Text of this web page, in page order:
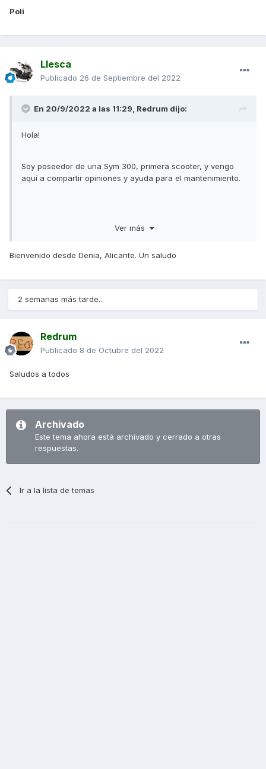
Poli
Llesca
Publicado 26 de Septiembre del 2022
En 20/9/2022 a las 11:29, Redrum dijo:
Hola!
Soy poseedor de una Sym 300, primera scooter, y vengo
aquí a compartir opiniones y ayuda para el mantenimiento.
Ver más
Bienvenido desde Denia, Alicante. Un saludo
2 semanas más tarde...
Redrum
Publicado 8 de Octubre del 2022
Saludos a todos
Archivado
Este tema ahora está archivado y cerrado a otras
respuestas.
Ir a la lista de temas